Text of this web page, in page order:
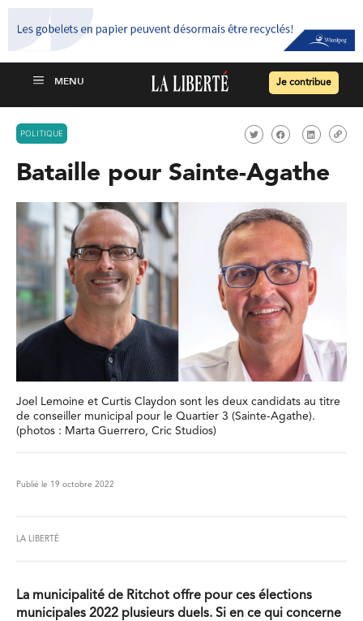
Je contribue
POLITIQUE
Bataille pour Sainte-Agathe
Joel Lemoine et Curtis Claydon sont les deux candidats au titre
de conseiller municipal pour le Quartier 3 (Sainte-Agathe).
(photos : Marta Guerrero, Cric Studios)
Publié le 19 octobre 2022
LA LIBERTÉ
La municipalité de Ritchot offre pour ces élections
municipales 2022 plusieurs duels. Si en ce qui concerne